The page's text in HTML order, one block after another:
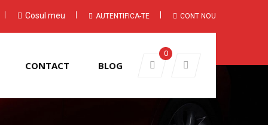
Cosul meu AUTENTIFICA-TE CONT NOU
0
CONTACT BLOG